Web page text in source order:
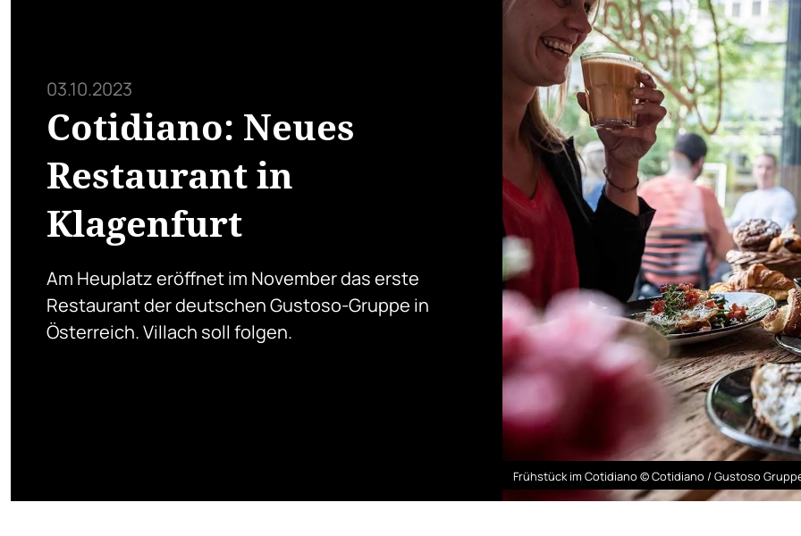
03.10.2023
Cotidiano: Neues
Restaurant in
Klagenfurt
Am Heuplatz eröffnet im November das erste
Restaurant der deutschen Gustoso-Gruppe in
Österreich. Villach soll folgen.
Frühstück im Cotidiano © Cotidiano / Gustoso